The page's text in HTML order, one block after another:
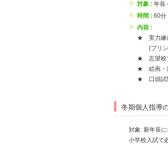
対象 : 年長
時間 : 60分
内容 :
★ 実力練
(プリン
★ 志望校
★ 絵画・
★ 口頭試
冬期個人指導
対象: 新年長
小学校入試で